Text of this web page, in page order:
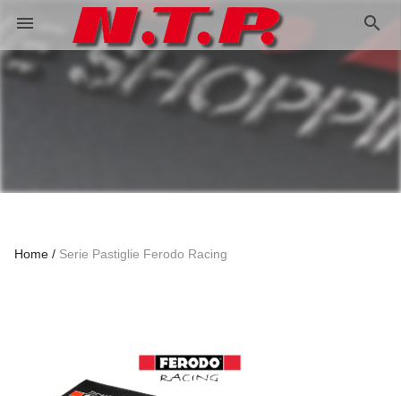
menu search
Home Serie Pastiglie Ferodo Racing